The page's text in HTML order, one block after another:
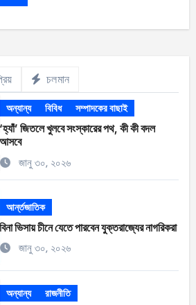
চলমান
অন্যান্য বিবিধ সম্পাদকের বাছাই
‘হ্যাঁ’ জিতলে খুলবে সংস্কারের পথ, কী কী বদল
আসবে
জানু ৩০, ২০২৬
আর্ন্তজাতিক
বিনা ভিসায় চীনে যেতে পারবেন যুক্তরাজ্যের নাগরিকরা
জানু ৩০, ২০২৬
অন্যান্য রাজনীতি